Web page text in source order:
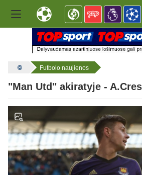
Futbolo naujienos
"Man Utd" akiratyje -